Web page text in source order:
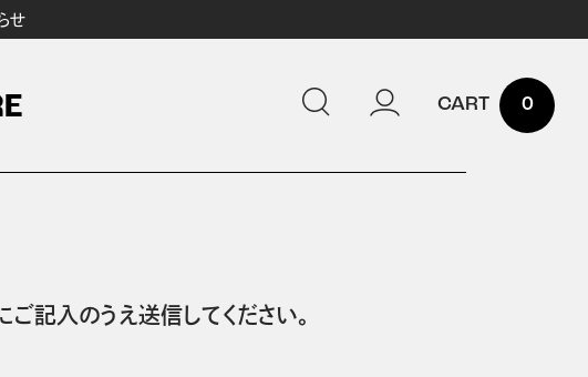
せ
0
ご記入のうえ送信してください。